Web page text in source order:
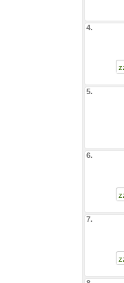
4.
5.
6.
7.